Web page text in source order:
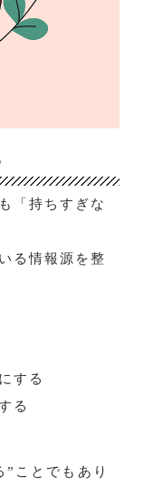
「持ちすぎな
る情報源を整
する
る
ことでもあり